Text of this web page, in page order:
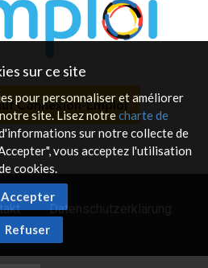
Connexion-Emploi
sur ce site
pour personnaliser et améliorer
site. Lisez notrecharte de
sur notre collecte de
vous acceptez l'utilisation
cookies.
Accepter
Refuser
Datenschutzerklärung